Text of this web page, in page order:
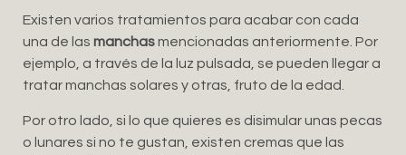
Existen varios tratamientos para acabar con cada
una de las manchasmencionadas anteriormente. Por
ejemplo, a través de la luz pulsada, se pueden llegar a
tratar manchas solares y otras, fruto de la edad.
Por otro lado, si lo que quieres es disimular unas pecas
o lunares si no te gustan, existen cremas que las